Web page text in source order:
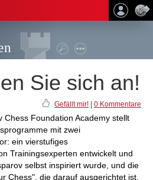
Sie sich an!
Gefällt mir! 0 Kommentare
Chess Foundation Academy stellt
mit zwei
ein vierstufiges
Trainingsexperten entwickelt und
selbst inspiriert wurde, und die
Chess", die darauf ausgerichtet ist,